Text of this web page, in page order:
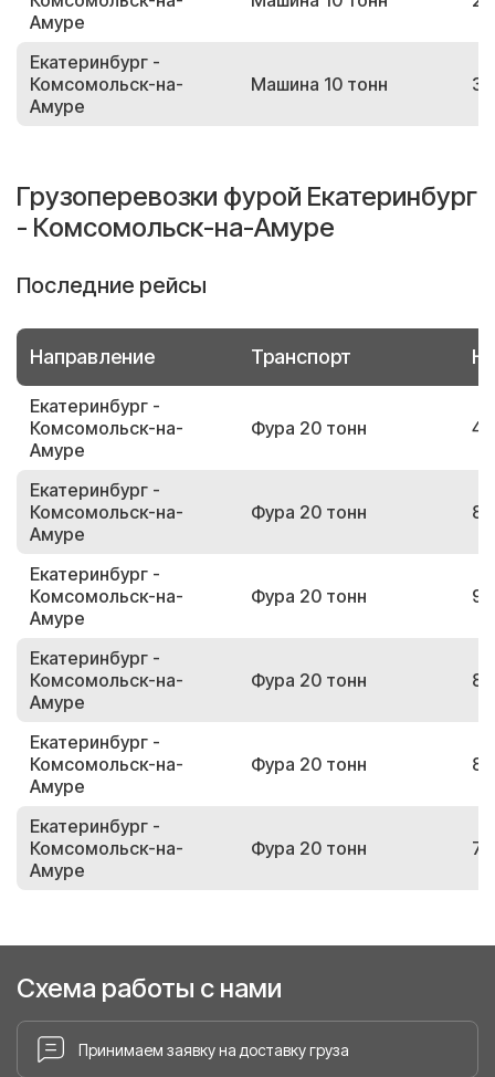
Амуре
Екатеринбург -
Комсомольск-на-
Амуре
Машина 10 тонн
Грузоперевозки фурой Екатеринбург
- Комсомольск-на-Амуре
Последние рейсы
Направление Транспорт
Екатеринбург -
Комсомольск-на-
Амуре
Фура 20 тонн
Екатеринбург -
Комсомольск-на-
Амуре
Фура 20 тонн
Екатеринбург -
Комсомольск-на-
Амуре
Фура 20 тонн
Екатеринбург -
Комсомольск-на-
Амуре
Фура 20 тонн
Екатеринбург -
Комсомольск-на-
Амуре
Фура 20 тонн
Екатеринбург -
Комсомольск-на-
Амуре
Фура 20 тонн
Схема работы с нами
Принимаем заявку на доставку груза